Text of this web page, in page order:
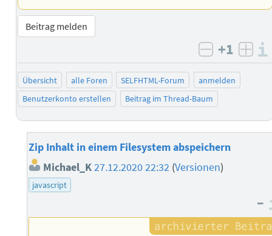
Beitrag melden
negativ
+1
Übersicht alle Foren SELFHTML-Forum
anmelden
Benutzerkonto erstellen
Beitrag im Thread-Baum
Zip Inhalt in einem Filesystem abspeichern
Michael_K27.12.2020 22:32 (Versionen)
javascript
–